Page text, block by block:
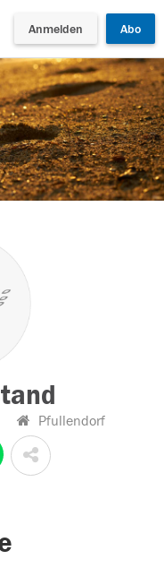
Anmelden Abo
Pfullendorf